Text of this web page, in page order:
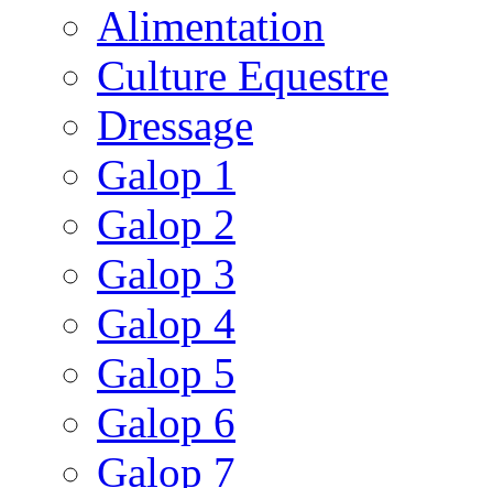
Alimentation
Culture Equestre
Dressage
Galop 1
Galop 2
Galop 3
Galop 4
Galop 5
Galop 6
Galop 7